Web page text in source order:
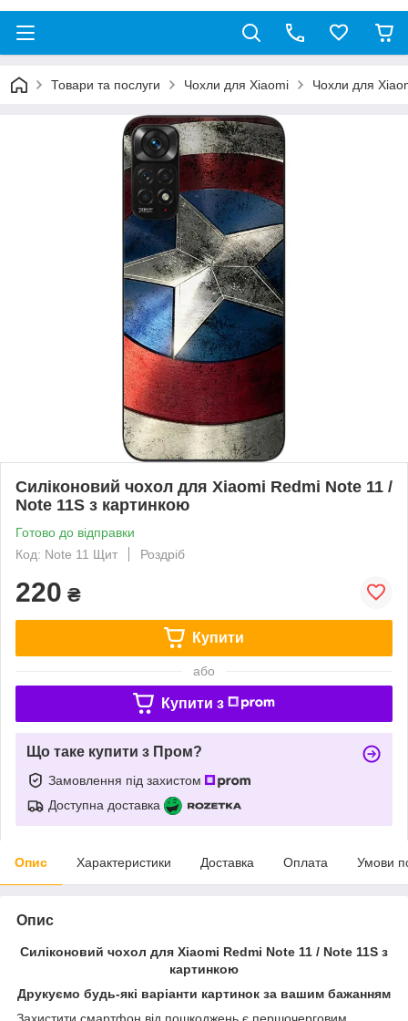
Товари та послуги Чохли для Xiaomi Чохли для
Силіконовий чохол для Xiaomi Redmi Note 11 /
Note 11S з картинкою
Готово до відправки
Код: Note 11 Щит
Роздріб
220 ₴
Купити
або
Купити з
Що таке купити з Пром?
Замовлення під захистом
Доступна доставка
Опис Характеристики Доставка Оплата Умови
Опис
Силіконовий чохол для Xiaomi Redmi Note 11 / Note 11S з
картинкою
Друкуємо будь-які варіанти картинок за вашим бажанням
Захистити смартфон від пошкоджень є першочерговим